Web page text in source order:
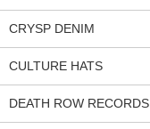
CRYSP DENIM
CULTURE HATS
DEATH ROW RECORDS